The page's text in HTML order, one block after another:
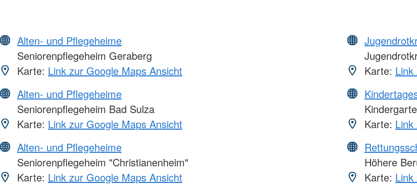
Alten- und Pflegeheime
Seniorenpflegeheim Geraberg
Karte: Link zur Google Maps Ansicht
Alten- und Pflegeheime
Seniorenpflegeheim Bad Sulza
Karte: Link zur Google Maps Ansicht
Alten- und Pflegeheime
Seniorenpflegeheim "Christianenheim"
Karte: Link zur Google Maps Ansicht
Karte:
Karte:
Höhere
Karte: